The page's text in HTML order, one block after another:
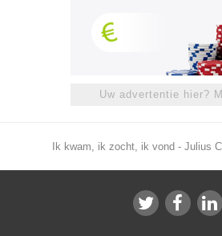
Uw advertentie hier?
Ik kwam, ik zocht, ik vond - Julius